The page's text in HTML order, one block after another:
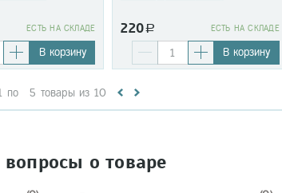
EСТЬ НА СКЛАДЕ
В корзину
220a EСТЬ НА СКЛАДЕ
В корзину
по 5 товары из 10
о товаре